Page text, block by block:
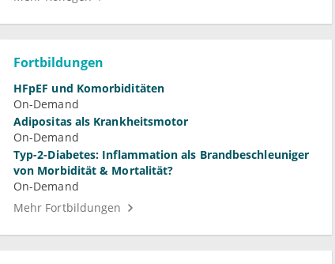
Fortbildungen
HFpEF und Komorbiditäten
On-Demand
Adipositas als Krankheitsmotor
On-Demand
Typ-2-Diabetes: Inflammation als Brandbeschleuniger
von Morbidität & Mortalität?
On-Demand
Mehr Fortbildungen